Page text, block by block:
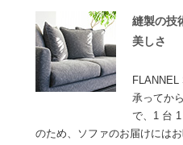
縫製の技
美しさ
FLANNEL
承ってか
で、1 台
のため、ソファのお届けには